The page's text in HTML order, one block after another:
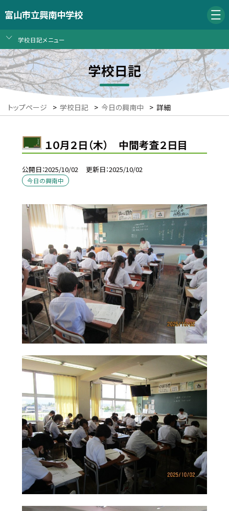
富山市立興南中学校
学校日記メニュー
学校日記
トップページ > 学校日記 > 今日の興南中 > 詳細
１０月２日（木） 中間考査２日目
公開日 2025/10/02 更新日 2025/10/02
今日の興南中